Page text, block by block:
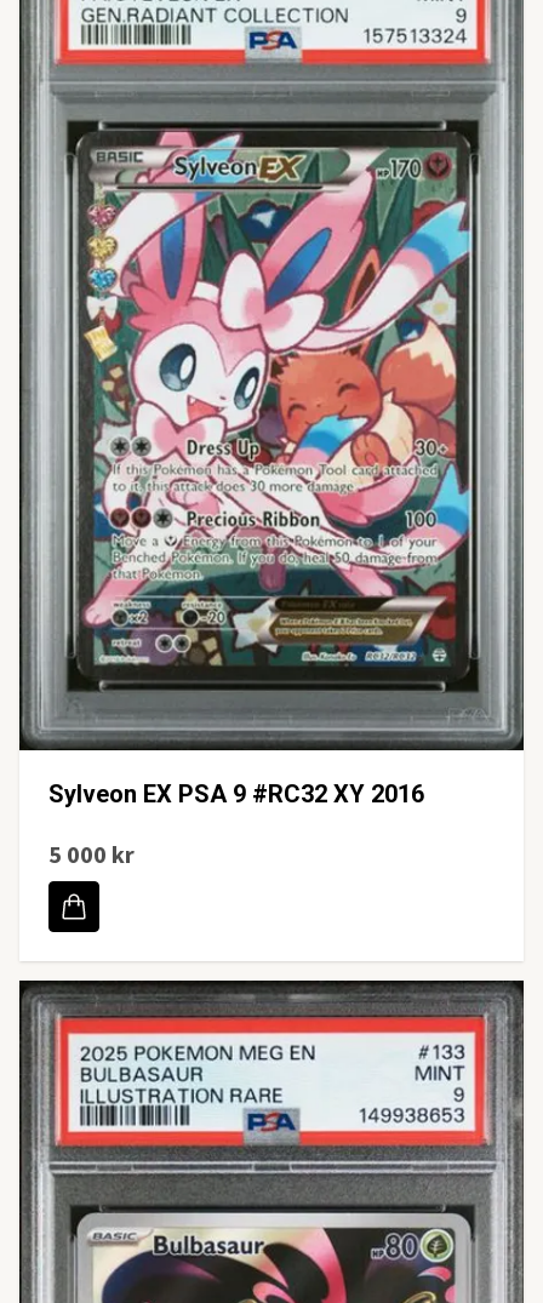
Sylveon EX PSA 9 #RC32 XY 2016
5 000 kr